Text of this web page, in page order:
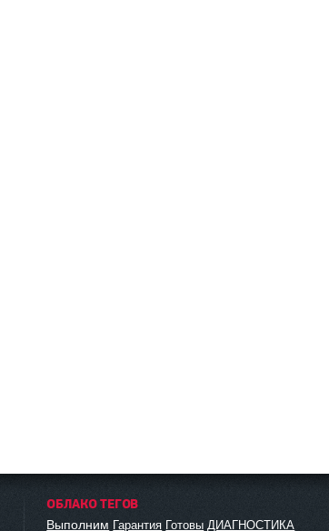
ОБЛАКО ТЕГОВ
Выполним Гарантия Готовы ДИАГНОСТИКА